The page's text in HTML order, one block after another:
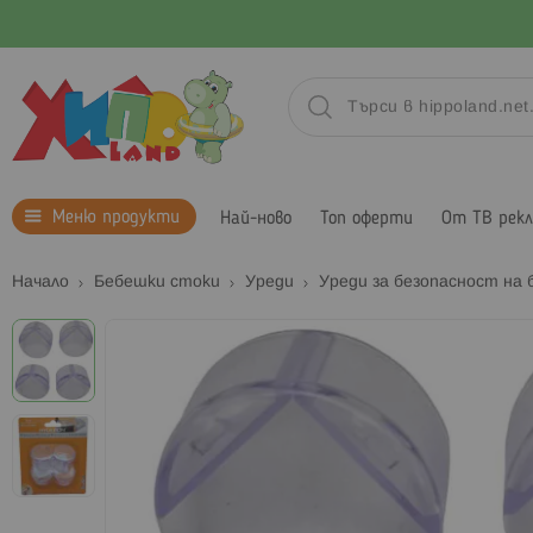
Меню продукти Най-ново Топ оферти От ТВ
Начало Бебешки стоки Уреди Уреди за безопасност на
Преминете
към
края
на
галерията
изображенията